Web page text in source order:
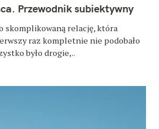
Przewodnik subiektywny
skomplikowaną relację, która
raz kompletnie nie podobało
było drogie,..